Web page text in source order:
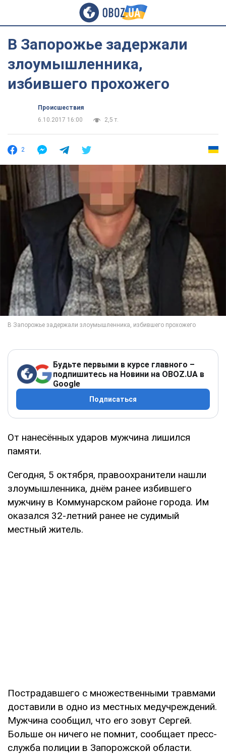
В Запорожье задержали
злоумышленника,
избившего прохожего
Происшествия
6.10.2017 16:00
2,5 т.
2
Будьте первыми в курсе главного –
подпишитесь на Новини на OBOZ.UA в
Google
Подписаться
От нанесённых ударов мужчина лишился
памяти.
Сегодня, 5 октября, правоохранители нашли
злоумышленника, днём ранее избившего
мужчину в Коммунарском районе города. Им
оказался 32-летний ранее не судимый
местный житель.
Пострадавшего с множественными травмами
доставили в одно из местных медучреждений.
Мужчина сообщил, что его зовут Сергей.
Больше он ничего не помнит, сообщает пресс-
служба полиции в Запорожской области.